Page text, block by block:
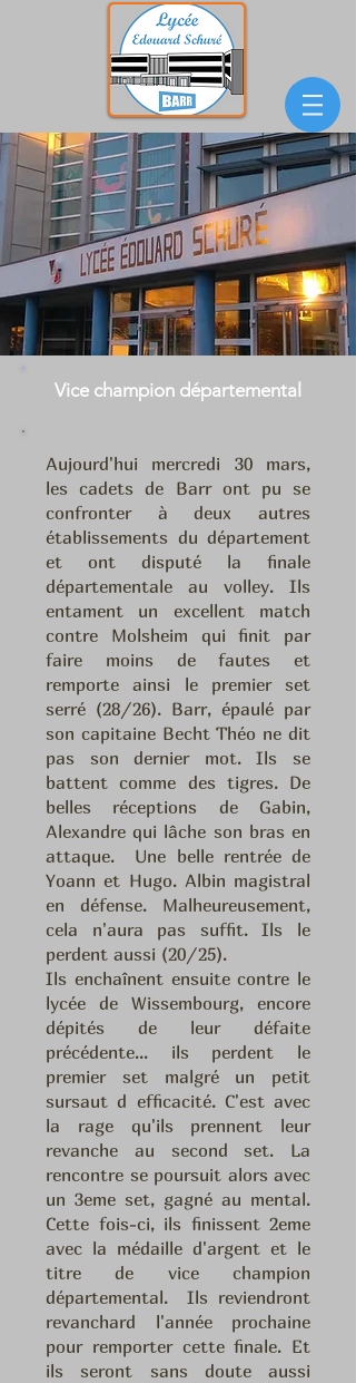
Vice champion départemental
Aujourd'hui mercredi 30 mars,
les cadets de Barr ont pu se
confronter à deux autres
établissements du département
et ont disputé la finale
départementale au volley. Ils
entament un excellent match
contre Molsheim qui finit par
faire moins de fautes et
remporte ainsi le premier set
serré (28/26). Barr, épaulé par
son capitaine Becht Théo ne dit
pas son dernier mot. Ils se
battent comme des tigres. De
belles réceptions de Gabin,
Alexandre qui lâche son bras en
attaque. Une belle rentrée de
Yoann et Hugo. Albin magistral
en défense. Malheureusement,
cela n'aura pas suffit. Ils le
perdent aussi (20/25).
Ils enchaînent ensuite contre le
lycée de Wissembourg, encore
dépités de leur défaite
précédente... ils perdent le
premier set malgré un petit
sursaut d efficacité. C'est avec
la rage qu'ils prennent leur
revanche au second set. La
rencontre se poursuit alors avec
un 3eme set, gagné au mental.
Cette fois-ci, ils finissent 2eme
avec la médaille d'argent et le
titre de vice champion
départemental. Ils reviendront
revanchard l'année prochaine
pour remporter cette finale. Et
ils seront sans doute aussi